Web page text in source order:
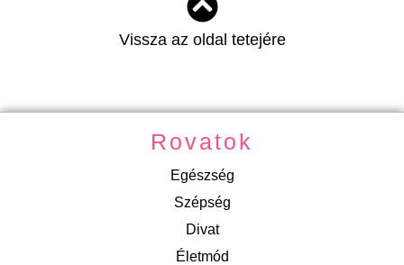
Vissza az oldal tetejére
Rovatok
Egészség
Szépség
Divat
Életmód